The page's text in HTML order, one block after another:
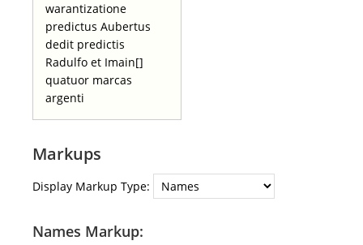
warantizatione
predictus Aubertus
dedit predictis
Radulfo et Imain[]
quatuor marcas
argenti
Markups
Display Markup Type:
Names Markup: